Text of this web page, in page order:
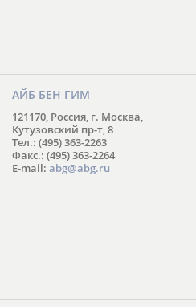
АЙБ БЕН ГИМ
121170, Россия, г. Москва,
Кутузовский пр-т, 8
Тел.: (495) 363-2263
Факс.: (495) 363-2264
E-mail: abg@abg.ru